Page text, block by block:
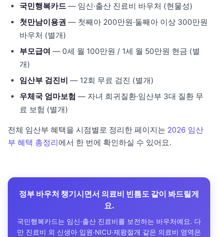
국민행복카드 — 임신·출산 진료비 바우처 (현물성)
첫만남이용권 — 첫째아 200만원·둘째아 이상 300만원
바우처 (별개)
부모급여 — 0세 월 100만원 / 1세 월 50만원 현금 (별
개)
임산부 검진비 — 12회 무료 검진 (별개)
우체국 엄마보험 — 자녀 희귀질환·임산부 3대 질환 무
료 보험 (별개)
전체 임산부 혜택을 시점별로 정리한 페이지는 2026 임산
부 혜택 총정리에서 한 번에 확인하실 수 있어요.
정부 바우처 챙기시면서 의료비 빈틈도 같이 봐드릴게
요.
국민행복카드는 임신·출산 진료비를 보전하는 바우처예요. 다
만 진료비 외 신생아 입원·NICU·제왕절개 같은 의료비 영역은